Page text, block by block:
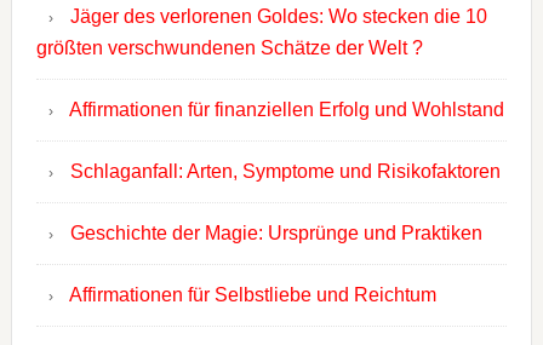
Jäger des verlorenen Goldes: Wo stecken die 10
größten verschwundenen Schätze der Welt ?
Affirmationen für finanziellen Erfolg und Wohlstand
Schlaganfall: Arten, Symptome und Risikofaktoren
Geschichte der Magie: Ursprünge und Praktiken
Affirmationen für Selbstliebe und Reichtum